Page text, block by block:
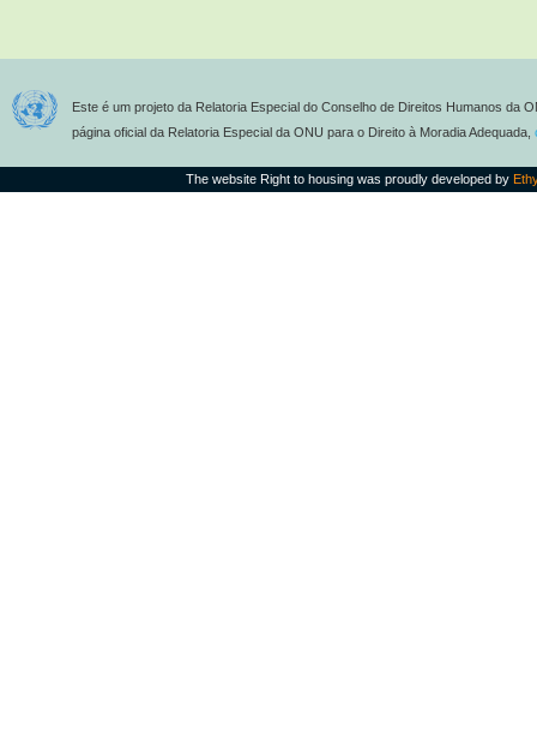
Este é um projeto da Relatoria Especial do Conselho de Direitos Humanos da
página oficial da Relatoria Especial da ONU para o Direito à Moradia Adequada,
The website Right to housing was proudly developed by